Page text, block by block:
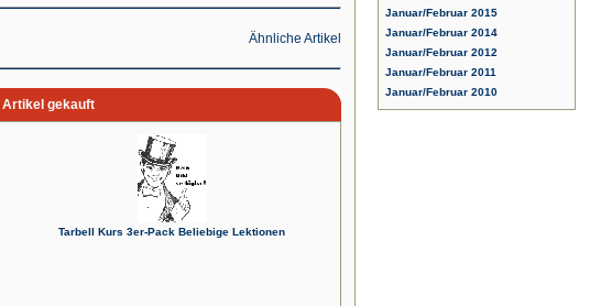
Ähnliche Artikel
Artikel gekauft
Tarbell Kurs 3er-Pack Beliebige Lektionen
Januar/Februar 2015
Januar/Februar 2014
Januar/Februar 2012
Januar/Februar 2011
Januar/Februar 2010